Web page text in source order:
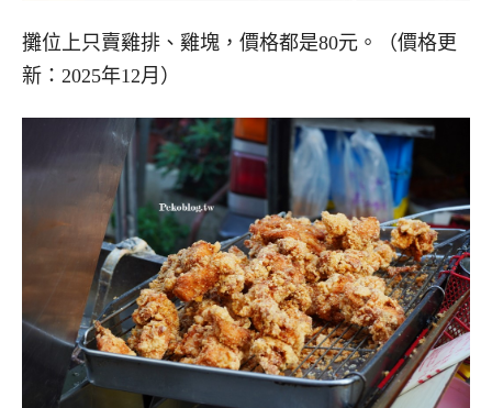
攤位上只賣雞排、雞塊，價格都是80元。（價格更
新：2025年12月）